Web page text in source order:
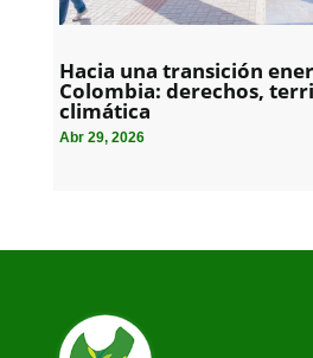
Hacia una transición
Colombia: derechos,
climática
Abr 29, 2026